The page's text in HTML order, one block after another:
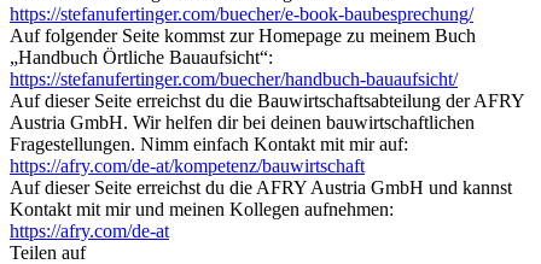
https://stefanufertinger.com/buecher/e-book-baubesprechung/
Auf folgender Seite kommst zur Homepage zu meinem Buch
„Handbuch Örtliche Bauaufsicht“:
https://stefanufertinger.com/buecher/handbuch-bauaufsicht/
Auf dieser Seite erreichst du die Bauwirtschaftsabteilung der AFRY
Austria GmbH. Wir helfen dir bei deinen bauwirtschaftlichen
Fragestellungen. Nimm einfach Kontakt mit mir auf:
https://afry.com/de-at/kompetenz/bauwirtschaft
Auf dieser Seite erreichst du die AFRY Austria GmbH und kannst
Kontakt mit mir und meinen Kollegen aufnehmen:
https://afry.com/de-at
Teilen auf